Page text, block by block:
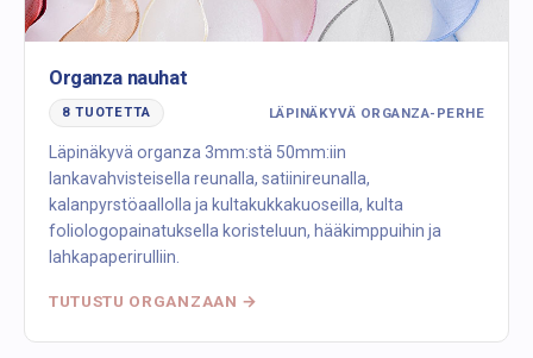
Organza nauhat
8 TUOTETTA LÄPINÄKYVÄ ORGANZA-PERHE
Läpinäkyvä organza 3mm:stä 50mm:iin
lankavahvisteisella reunalla, satiinireunalla,
kalanpyrstöaallolla ja kultakukkakuoseilla, kulta
foliologopainatuksella koristeluun, hääkimppuihin ja
lahkapaperirulliin.
TUTUSTU ORGANZAAN